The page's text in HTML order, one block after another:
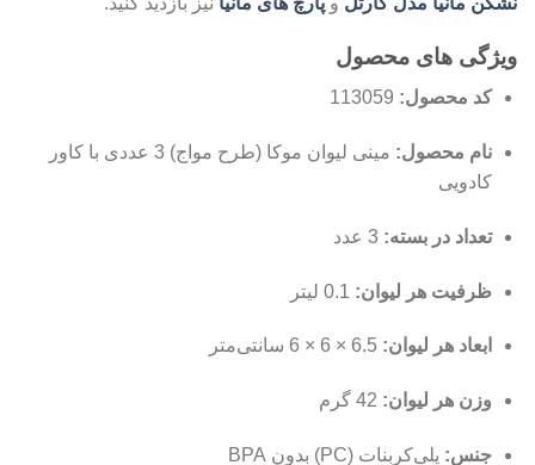
ویژگی های محصول
کد محصول:
نام محصول:
مینی لیوان موکا (طرح مواج) 3 عددی با کاور
کادویی
تعداد در بسته:
ظرفیت هر لیوان:
ابعاد هر لیوان:
وزن هر لیوان:
جنس: پلی‌کربنات (PC) بدون BPA